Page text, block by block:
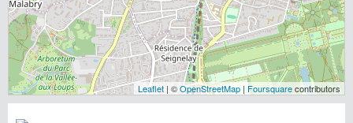
Leaflet | ©OpenStreetMap | Foursquarecontributors